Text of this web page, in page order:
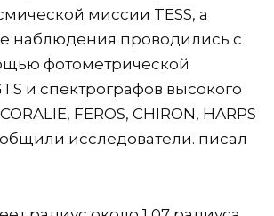
миссии TESS, а
наблюдения проводились с
фотометрической
и спектрографов высокого
FEROS, CHIRON, HARPS
исследователи. писал